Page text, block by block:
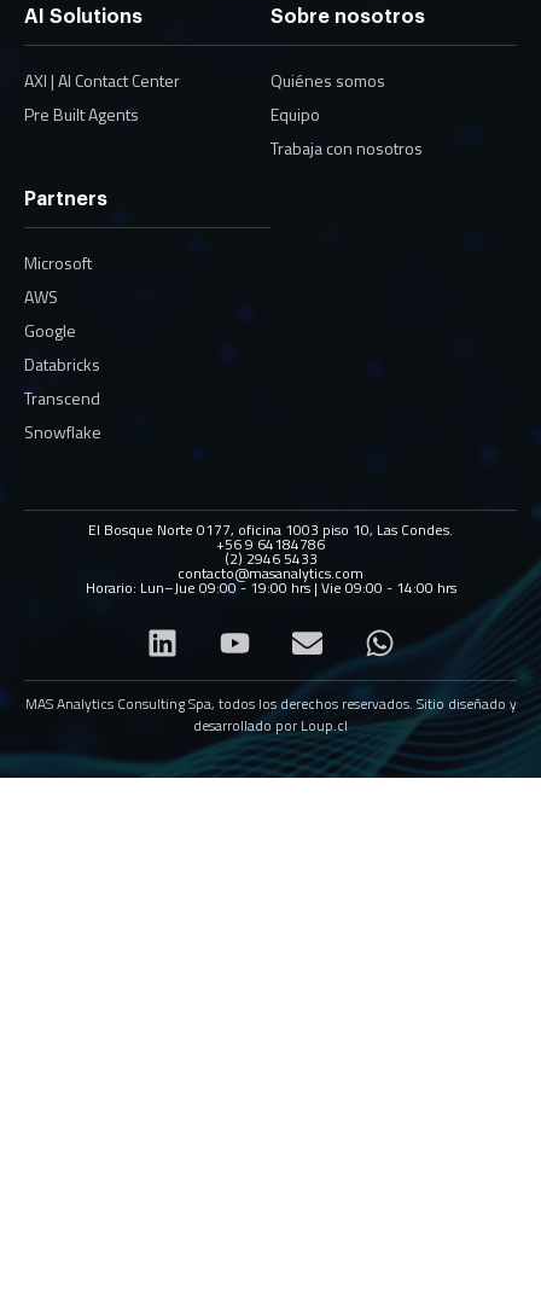
AI Solutions
AXI | AI Contact Center
Pre Built Agents
Sobre nosotros
Quiénes somos
Equipo
Trabaja con nosotros
Partners
Microsoft
AWS
Google
Databricks
Transcend
Snowflake
El Bosque Norte 0177, oficina 1003 piso 10, Las Condes.
+56 9 64184786
(2) 2946 5433
contacto@masanalytics.com
Horario: Lun–Jue 09:00 - 19:00 hrs | Vie 09:00 - 14:00 hrs
MAS Analytics Consulting Spa, todos los derechos reservados. Sitio diseñado y
desarrollado por Loup.cl